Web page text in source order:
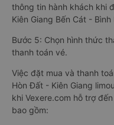
thông tin hành khách khi
Kiên Giang Bến Cát - Bình
Bước 5: Chọn hình thức
thanh toán vé.
Việc đặt mua và thanh
Hòn Đất - Kiên Giang
khi Vexere.com hỗ trợ
bao gồm: